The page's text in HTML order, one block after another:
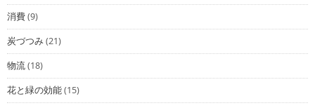
消費(9)
炭づつみ(21)
物流(18)
花と緑の効能(15)